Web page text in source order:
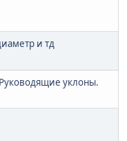
и тд
уклоны.